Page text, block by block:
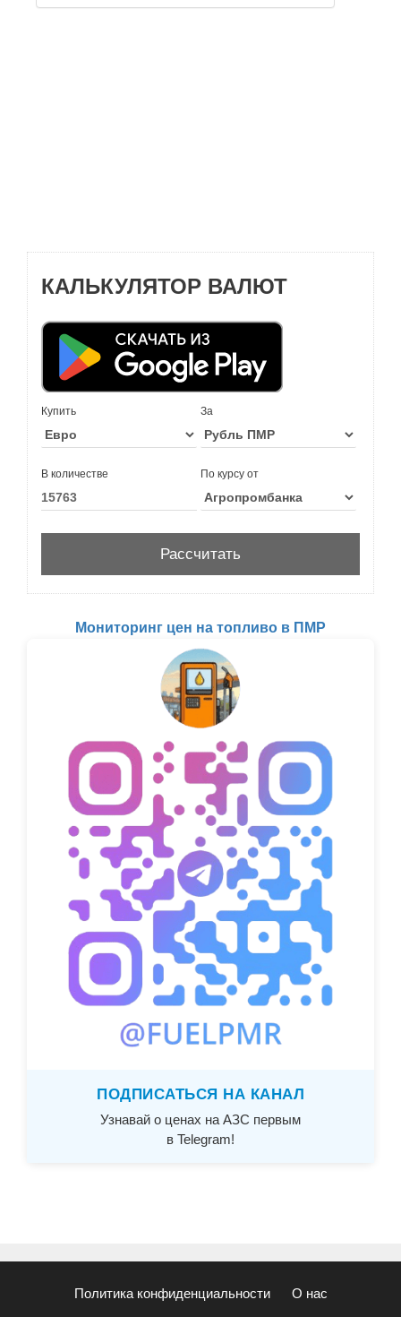
КАЛЬКУЛЯТОР ВАЛЮТ
Купить За
В количестве По курсу от
Мониторинг цен на топливо в ПМР
ПОДПИСАТЬСЯ НА КАНАЛ
Узнавай о ценах на АЗС первым
в Telegram!
Политика конфиденциальности О нас